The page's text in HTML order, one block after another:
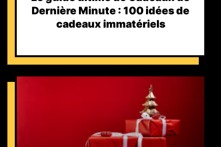
Dernière Minute : 100 idées de
cadeaux immatériels